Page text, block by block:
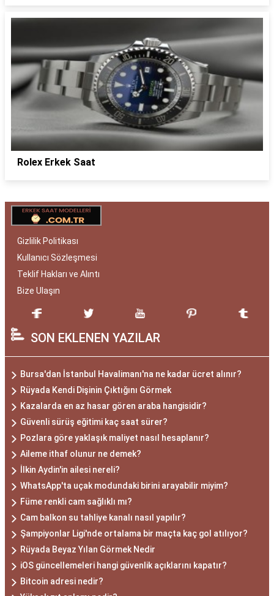
Rolex Erkek Saat
Gizlilik Politikası
Kullanıcı Sözleşmesi
Teklif Hakları ve Alıntı
Bize Ulaşın
SON EKLENEN YAZILAR
Bursa'dan İstanbul Havalimanı'na ne kadar ücret alınır?
Rüyada Kendi Dişinin Çıktığını Görmek
Kazalarda en az hasar gören araba hangisidir?
Güvenli sürüş eğitimi kaç saat sürer?
Pozlara göre yaklaşık maliyet nasıl hesaplanır?
Aileme ithaf olunur ne demek?
İlkin Aydin'in ailesi nereli?
WhatsApp'ta uçak modundaki birini arayabilir miyim?
Füme renkli cam sağlıklı mı?
Cam balkon su tahliye kanalı nasıl yapılır?
Şampiyonlar Ligi'nde ortalama bir maçta kaç gol atılıyor?
Rüyada Beyaz Yılan Görmek Nedir
iOS güncellemeleri hangi güvenlik açıklarını kapatır?
Bitcoin adresi nedir?